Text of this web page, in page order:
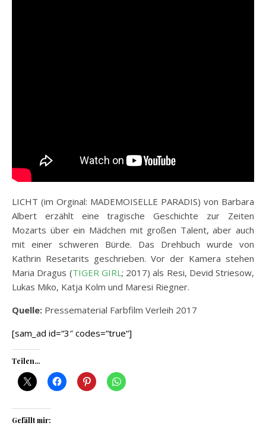
LICHT (im Orginal: MADEMOISELLE PARADIS) von Barbara
Albert erzählt eine tragische Geschichte zur Zeiten
Mozarts über ein Mädchen mit großen Talent, aber auch
mit einer schweren Bürde. Das Drehbuch wurde von
Kathrin Resetarits geschrieben. Vor der Kamera stehen
Maria Dragus (TIGER GIRL; 2017) als Resi, Devid Striesow,
Lukas Miko, Katja Kolm und Maresi Riegner.
Quelle: Pressematerial Farbfilm Verleih 2017
[sam_ad id=“3″ codes=“true“]
Teilen...
Gefällt mir: